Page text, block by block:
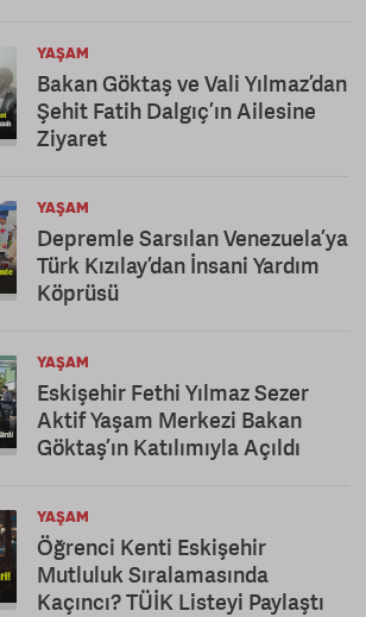
YAŞAM
Bakan Göktaş ve Vali Yılmaz’dan
Şehit Fatih Dalgıç’ın Ailesine
Ziyaret
YAŞAM
Depremle Sarsılan Venezuela’ya
Türk Kızılay’dan İnsani Yardım
Köprüsü
YAŞAM
Eskişehir Fethi Yılmaz Sezer
Aktif Yaşam Merkezi Bakan
Göktaş’ın Katılımıyla Açıldı
YAŞAM
Öğrenci Kenti Eskişehir
Mutluluk Sıralamasında
Kaçıncı? TÜİK Listeyi Paylaştı